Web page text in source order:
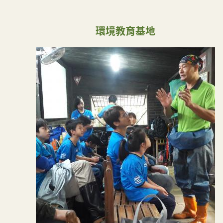
環境教育基地